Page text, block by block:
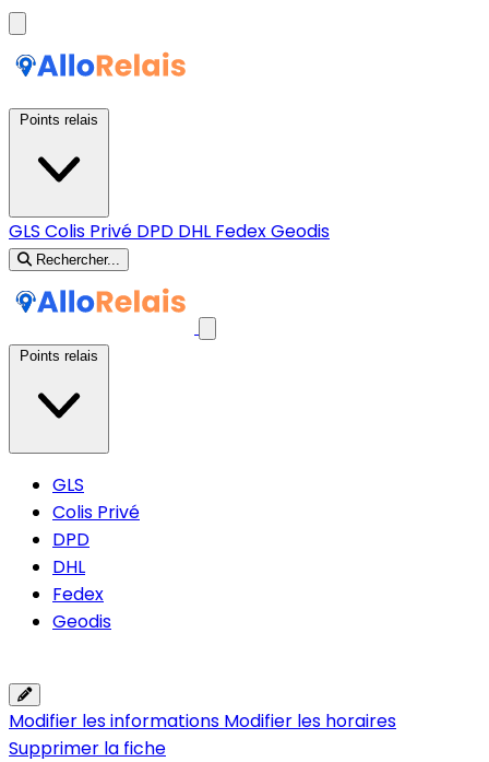
GLS Colis Privé DPD DHL FedexGeodis
Rechercher...
GLS
Colis Privé
DPD
DHL
Fedex
Geodis
Modifier les informations Modifier les horaires
Supprimer la fiche